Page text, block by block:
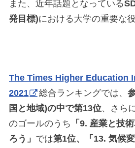
また、近年話題となっている
発目標)における大学の重要な
The Times Higher Education
2021
総合ランキングでは、
国と地域)の中で第13位、さら
のゴールのうち 「9. 産業と技
ろう」 では第1位、「13. 気候